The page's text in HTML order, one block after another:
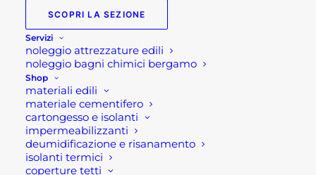
SCOPRI LA SEZIONE
Servizi
noleggio attrezzature edili
noleggio bagni chimici bergamo
Shop
materiali edili
materiale cementifero
cartongesso e isolanti
impermeabilizzanti
deumidificazione e risanamento
isolanti termici
coperture tetti
Infatti i lavori in quota possono esporre i lavoratori
a rischi particolarmente elevati per la loro salute e
sicurezza. In particolare a rischi di caduta dall’alto
e altri gravi infortuni sul lavoro, rappresentano una
percentuale elevata del numero di infortuni,
sopratutto mortali.
Il miglioramento dell’igiene e della salute e della
sicurezza sul lavoro è un obbiettivo essenziale sia a
livello europeo che nazionale. Di fatto negli ultimi